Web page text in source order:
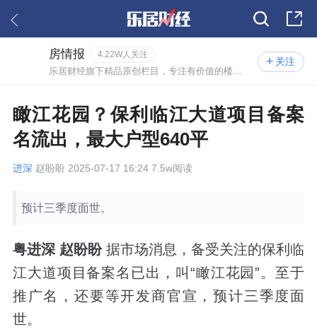
关注
房情报 4.22W人关注
瞰江花园？保利临江大道项目备案
名流出，最大户型640平
进深 赵盼盼 2025-07-17 16:24 7.5w阅读
预计三季度面世。
粤进深 赵盼盼据市场消息，备受关注的保利临
江大道项目备案名已出，叫“瞰江花园”。至于
推广名，还要等开发商官宣，预计三季度面
世。